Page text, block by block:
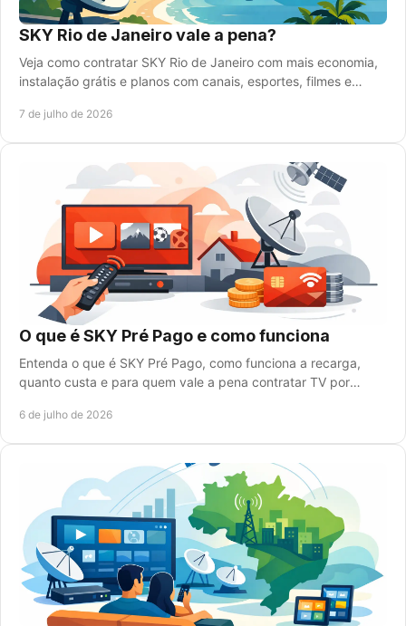
SKY Rio de Janeiro vale a pena?
Veja como contratar SKY Rio de Janeiro com mais economia,
instalação grátis e planos com canais, esportes, filmes e
7 de julho de 2026
O que é SKY Pré Pago e como funciona
Entenda o que é SKY Pré Pago, como funciona a recarga,
quanto custa e para quem vale a pena contratar TV por
6 de julho de 2026